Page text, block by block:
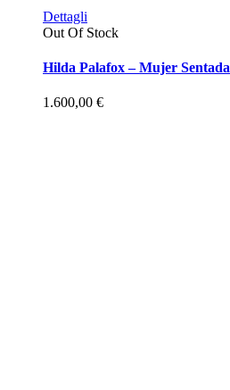
Dettagli
Out Of Stock
Hilda Palafox – Mujer Sentada
1.600,00 €